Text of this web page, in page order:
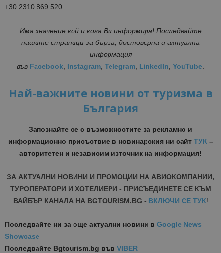
+30 2310 869 520.
Има значение кой и кога Ви информира! Последвайте
нашите страници за бърза, достоверна и актуална
информация
във Facebook, Instagram, Telegram, LinkedIn, YouTube.
Най-важните новини от туризма в
България
Запознайте се с възможностите за рекламно и
информационно присъствие в новинарския ни сайт ТУК–
авторитетен и независим източник на информация!
ЗА АКТУАЛНИ НОВИНИ И ПРОМОЦИИ НА АВИОКОМПАНИИ,
ТУРОПЕРАТОРИ И ХОТЕЛИЕРИ - ПРИСЪЕДИНЕТЕ СЕ КЪМ
ВАЙБЪР КАНАЛА НА BGTOURISM.BG - ВКЛЮЧИ СЕ ТУК!
Последвайте ни за още актуални новини в Google News
Showcase
Последвайте Bgtourism.bg във VIBER